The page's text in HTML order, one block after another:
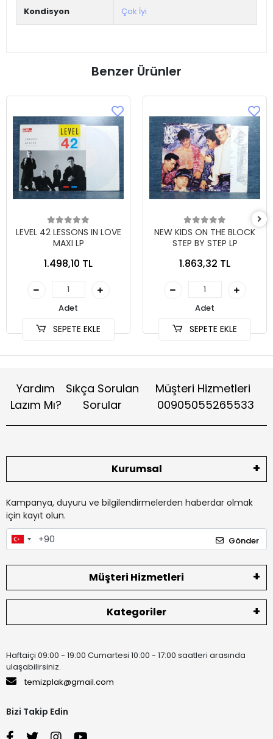
Kondisyon Çok İyi
Benzer Ürünler
LEVEL 42 LESSONS IN LOVE
MAXI LP
1.498,10 TL
Adet
SEPETE EKLE
NEW KIDS ON THE BLOCK
STEP BY STEP LP
1.863,32 TL
Adet
SEPETE EKLE
Yardım
Lazım Mı?
Sıkça Sorulan
Sorular
Müşteri Hizmetleri
00905055265533
Kurumsal
Kampanya, duyuru ve bilgilendirmelerden haberdar olmak
için kayıt olun.
Gönder
Müşteri Hizmetleri
Kategoriler
Haftaiçi 09:00 - 19:00 Cumartesi 10:00 - 17:00 saatleri arasında
ulaşabilirsiniz.
temizplak@gmail.com
Bizi Takip Edin